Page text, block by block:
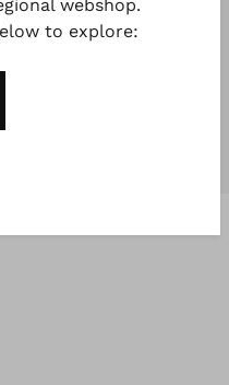
sind fürjeden
will.
webshop.
to explore: